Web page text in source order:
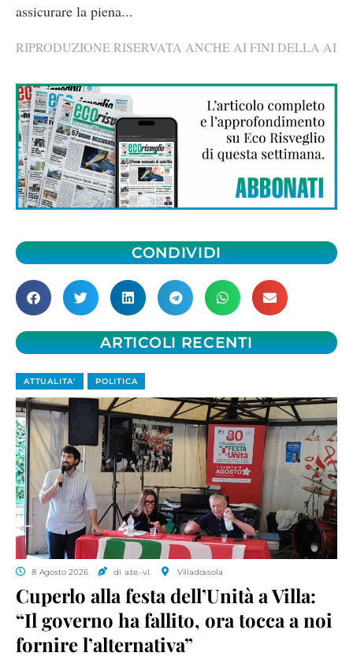
assicurare la piena...
RIPRODUZIONE RISERVATA ANCHE AI FINI DELLA AI
CONDIVIDI
ARTICOLI RECENTI
ATTUALITA' POLITICA
8 Agosto 2026 di a.te.-v.l. Villadossola
Cuperlo alla festa dell’Unità a Villa:
“Il governo ha fallito, ora tocca a noi
fornire l’alternativa”